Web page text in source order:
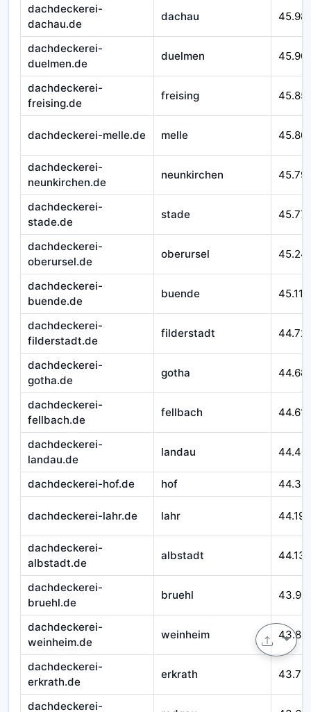
dachdeckerei-
dachau.de
dachau
dachdeckerei-
duelmen.de
duelmen
dachdeckerei-
freising.de
freising
dachdeckerei-melle.de melle
dachdeckerei-
neunkirchen.de
neunkirchen
dachdeckerei-
stade.de
stade
dachdeckerei-
oberursel.de
oberursel
dachdeckerei-
buende.de
buende 45.116
dachdeckerei-
filderstadt.de
filderstadt 44.721
dachdeckerei-
gotha.de
gotha
dachdeckerei-
fellbach.de
fellbach 44.611
dachdeckerei-
landau.de
landau
dachdeckerei-hof.de hof
dachdeckerei-lahr.de lahr 44.195
dachdeckerei-
albstadt.de
albstadt 44.135
dachdeckerei-
bruehl.de
bruehl
dachdeckerei-
weinheim.de
weinheim
dachdeckerei-
erkrath.de
erkrath
dachdeckerei-